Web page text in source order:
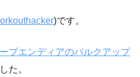
)です。
ブエンディアのバルクアップ
た。